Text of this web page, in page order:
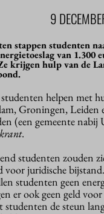
9
stappen studenten
van 1.300
krijgen hulp van de
helpen met
Groningen, Leiden
(een gemeente
.
studenten zouden
voor juridische
studenten geen
er ook geen geld voor
studenten de steun